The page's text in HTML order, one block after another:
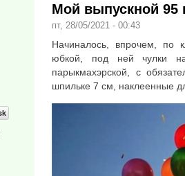
Мой выпускной 95
пт, 28/05/2021 - 00:43
Начиналось, впрочем, по
юбкой, под ней чулки
парыкмахэрской, с
шпильке 7 см, наклеенные